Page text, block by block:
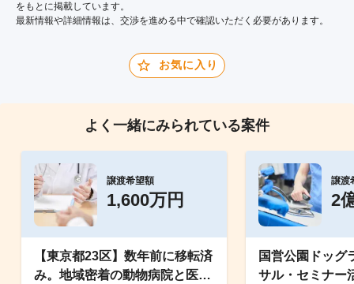
をもとに掲載しています。
最新情報や詳細情報は、交渉を進める中で確認いただく必要があります。
お気に入り
よく一緒にみられている案件
譲渡希望額
1,600万円
【東京都23区】数年前に移転済
み。地域密着の動物病院と医療
譲渡
2
国営公園ドッグ
サル・セミナー